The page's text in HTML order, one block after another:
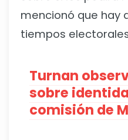
mencionó que hay
tiempos
Turnan
sobre
comisión de